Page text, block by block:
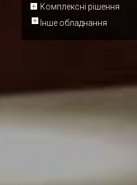
Комплексні рішення
Інше обладнання